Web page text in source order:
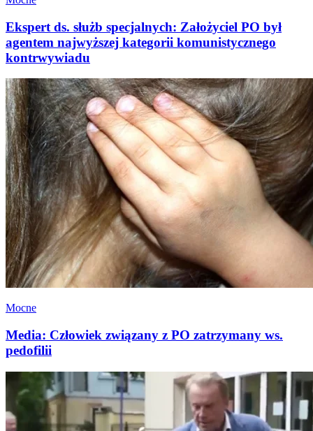
Ekspert ds. służb specjalnych: Założyciel PO był
agentem najwyższej kategorii komunistycznego
kontrwywiadu
Mocne
Media: Człowiek związany z PO zatrzymany ws.
pedofilii